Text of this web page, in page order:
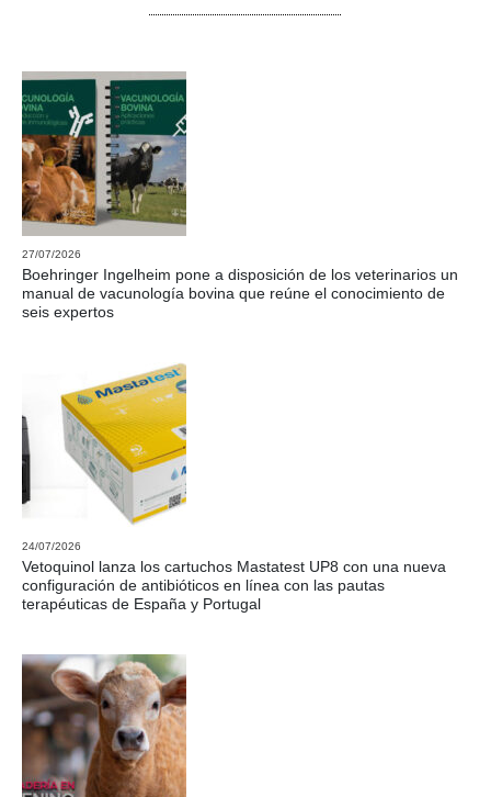
27/07/2026
Boehringer Ingelheim pone a disposición de los veterinarios un
manual de vacunología bovina que reúne el conocimiento de
seis expertos
24/07/2026
Vetoquinol lanza los cartuchos Mastatest UP8 con una nueva
configuración de antibióticos en línea con las pautas
terapéuticas de España y Portugal